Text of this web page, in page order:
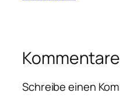
Kommentare
Schreibe einen